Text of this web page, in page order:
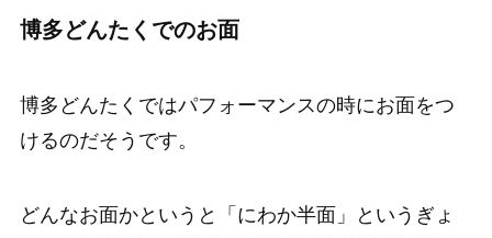
博多どんたくでのお面
博多どんたくではパフォーマンスの時にお面をつ
けるのだそうです。
どんなお面かというと「にわか半面」というぎょ